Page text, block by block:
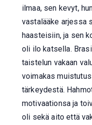
ilmaa, sen kevyt,
vastalääke arjessa
haasteisiin, ja sen
oli ilo katsella.
taistelun vakaan
voimakas
tärkeydestä.
motivaationsa ja
oli sekä aito että